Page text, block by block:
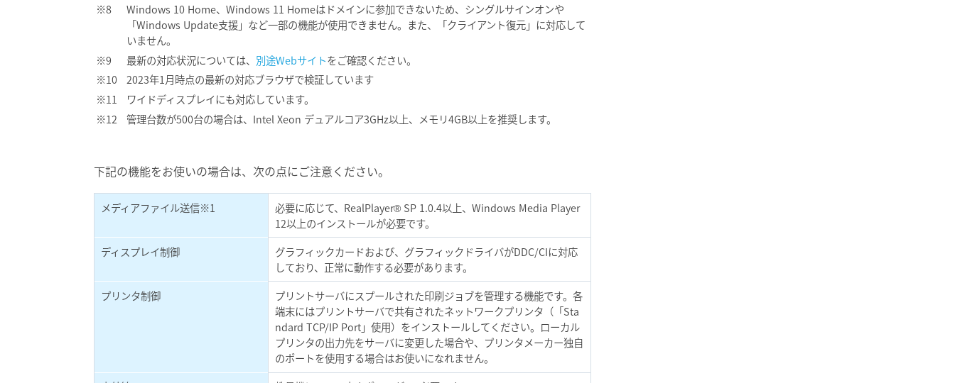
Windows 10 Home、Windows 11 Homeはドメインに参加できないため、シングルサインオンや
「Windows Update支援」など一部の機能が使用できません。また、「クライアント復元」に対応して
いません。
最新の対応状況については、 別途Webサイトをご確認ください。
2023年1月時点の最新の対応ブラウザで検証しています
ワイドディスプレイにも対応しています。
管理台数が500台の場合は、Intel Xeon デュアルコア3GHz以上、メモリ4GB以上を推奨します。
下記の機能をお使いの場合は、次の点にご注意ください。
メディアファイル送信※1
必要に応じて、RealPlayer® SP 1.0.4以上、Windows Media Player
12以上のインストールが必要です。
ディスプレイ制御
グラフィックカードおよび、グラフィックドライバがDDC/CIに対応
しており、正常に動作する必要があります。
プリンタ制御
プリントサーバにスプールされた印刷ジョブを管理する機能です。各
端末にはプリントサーバで共有されたネットワークプリンタ（「Sta
ndard TCP/IP Port」使用）をインストールしてください。ローカル
プリンタの出力先をサーバに変更した場合や、プリンタメーカー独自
のポートを使用する場合はお使いになれません。